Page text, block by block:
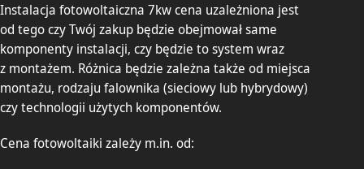
Instalacja fotowoltaiczna 7kw cena uzależniona jest
od tego czy Twój zakup będzie obejmował same
komponenty instalacji, czy będzie to system wraz
z montażem. Różnica będzie zależna także od miejsca
montażu, rodzaju falownika (sieciowy lub hybrydowy)
czy technologii użytych komponentów.
Cena fotowoltaiki zależy m.in. od: